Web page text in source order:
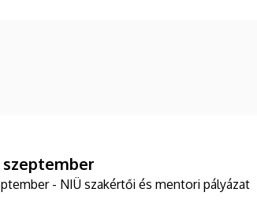
szeptember
- NIÜ szakértői és mentori pályázat